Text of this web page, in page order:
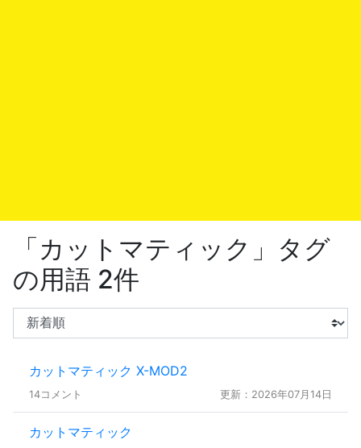
「カットマティック」タグ
の用語 2件
カットマティック X-MOD2
14コメント 更新：2026年07月14日
カットマティック